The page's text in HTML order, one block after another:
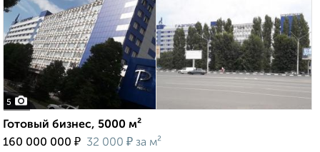
5
Готовый бизнес, 5000 м²
160 000 000 ₽ 32 000 ₽ за м²